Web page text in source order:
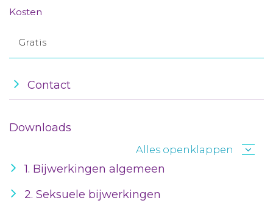
Kosten
Gratis
Contact
Downloads
Alles openklappen
1. Bijwerkingen algemeen
2. Seksuele bijwerkingen